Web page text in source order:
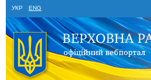
УКР ENG